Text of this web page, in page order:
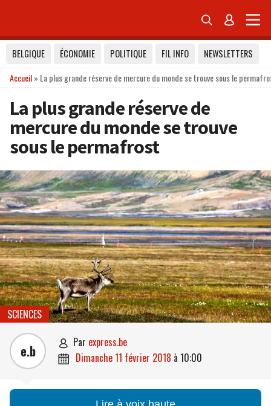
 
BELGIQUE ÉCONOMIE POLITIQUE FIL INFO
NEWSLETTERS
Accueil» La plus grande réserve de mercure du monde se trouve sous le
La plus grande réserve de
mercure du monde se trouve
sous le permafrost
SCIENCES
e.b  par express.be
 dimanche 11 février 2018 à 10:00